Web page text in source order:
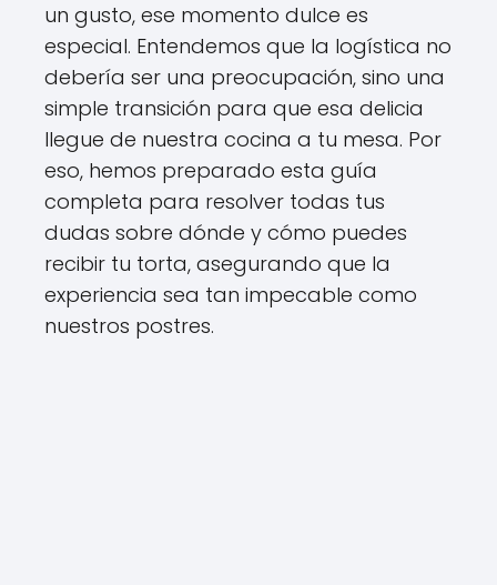
un gusto, ese momento dulce es
especial. Entendemos que la logística no
debería ser una preocupación, sino una
simple transición para que esa delicia
llegue de nuestra cocina a tu mesa. Por
eso, hemos preparado esta guía
completa para resolver todas tus
dudas sobre dónde y cómo puedes
recibir tu torta, asegurando que la
experiencia sea tan impecable como
nuestros postres.